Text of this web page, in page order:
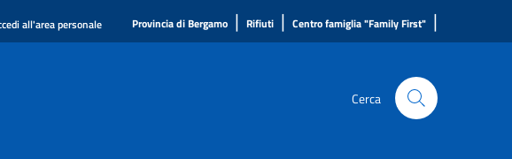
all'area personale Provincia di Bergamo | Rifiuti | Centro famiglia "Family First" |
Cerca